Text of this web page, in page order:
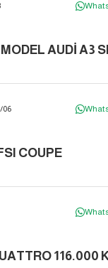
/06
COUPE